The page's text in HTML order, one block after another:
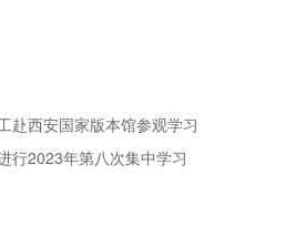
赴西安国家版本馆参观学习
行2023年第八次集中学习